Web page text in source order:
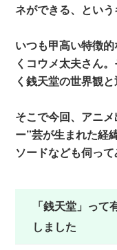
ネができる、という
いつも甲高い特徴
くコウメ太夫さん
く銭天堂の世界観
そこで今回、アニ
ー”芸が生まれた経
ソードなども伺って
「銭天堂」っ
しました